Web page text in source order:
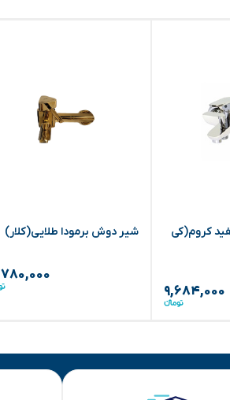
کروم(کی
۹,۶۸۴,۰۰۰
شیر دوش برمودا طلایی(کلار)